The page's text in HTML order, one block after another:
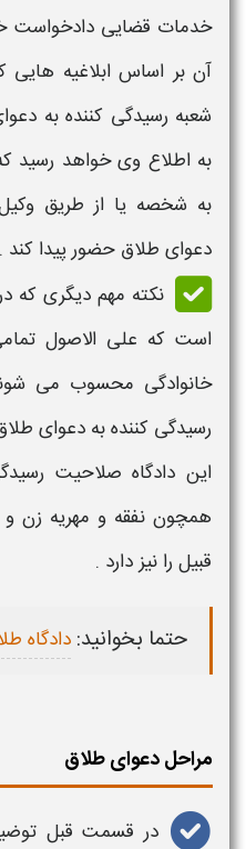
خدمات قضایی دادخواست
آن بر اساس ابلاغیه
شعبه رسیدگی کننده به
به اطلاع وی خواهد رسید
به شخصه یا از طریق
دعوای طلاق حضور پیدا کند .
نکته مهم دیگری که
است که علی الاصول
خانوادگی محسوب می
رسیدگی کننده به دعوای
این دادگاه صلاحیت
همچون نفقه و مهریه زن و
قبیل را نیز دارد .
حتما بخوانید: دادگاه
مراحل دعوای طلاق
در قسمت قبل